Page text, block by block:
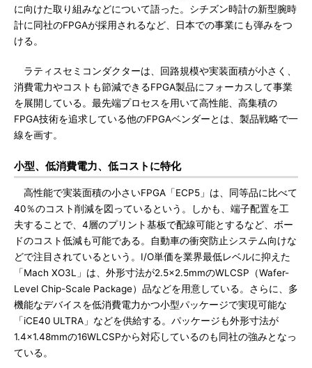
に向けた取り組みなどについて語った。シチズン時計の新型腕時
計に同社のFPGAが採用されるなど、日本での事業にも弾みをつ
ける。
ラティスセミコンダクターは、回路規模や実装面積が小さく、
消費電力やコストも節減できるFPGA製品にフォーカスして事業
を展開している。最先端プロセスを用いて高性能、高集積の
FPGA技術を追求している他のFPGAベンダーとは、製品戦略で一
線を画す。
小型、低消費電力、低コストに特化
高性能で実装面積の小さいFPGA「ECP5」は、同等品に比べて
40％のコスト削減を図っているという。しかも、端子配置を工
夫することで、4層のプリント基板で配線可能とするなど、ボー
ドのコスト低減も可能である。自動車の衝突防止システム向けな
どで注目されているという。I/O単価を業界最低レベルに抑えた
「Mach XO3L」は、外形寸法が2.5×2.5mmのWLCSP（Wafer-
Level Chip-Scale Package）品などを用意している。さらに、多
機能なデバイスを低消費電力かつ小型パッケージで実現可能な
「iCE40 ULTRA」などを供給する。パッケージも外形寸法が
1.4×1.48mmの16WLCSPから対応しているのも同社の強みとなっ
ている。